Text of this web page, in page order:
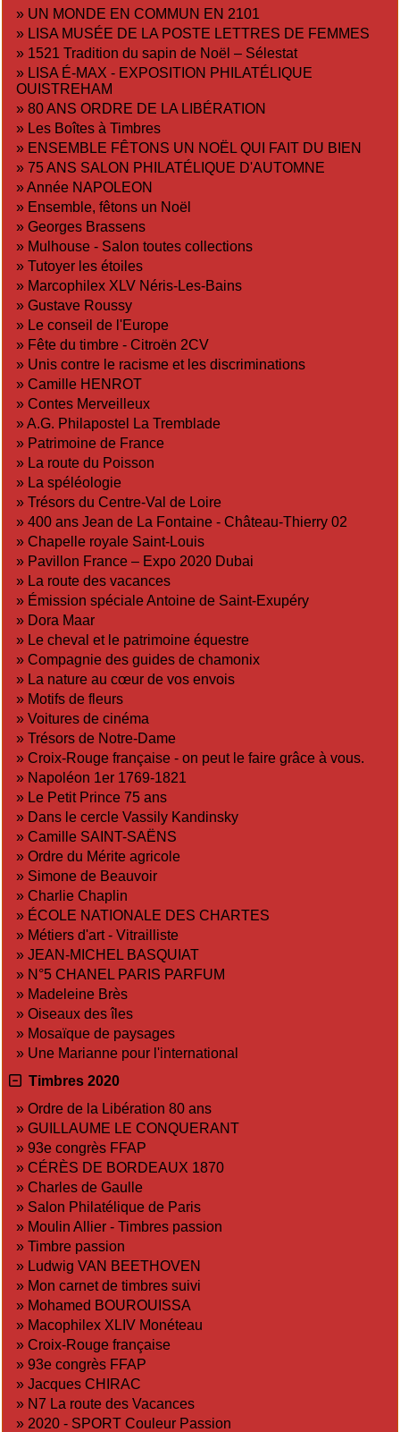
» UN MONDE EN COMMUN EN 2101
» LISA MUSÉE DE LA POSTE LETTRES DE FEMMES
» 1521 Tradition du sapin de Noël – Sélestat
» LISA É-MAX - EXPOSITION PHILATÉLIQUE
OUISTREHAM
» 80 ANS ORDRE DE LA LIBÉRATION
» Les Boîtes à Timbres
» ENSEMBLE FÊTONS UN NOËL QUI FAIT DU BIEN
» 75 ANS SALON PHILATÉLIQUE D'AUTOMNE
»Année NAPOLEON
» Ensemble, fêtons un Noël
» Georges Brassens
» Mulhouse - Salon toutes collections
» Tutoyer les étoiles
» Marcophilex XLV Néris-Les-Bains
» Gustave Roussy
» Le conseil de l'Europe
» Fête du timbre - Citroën 2CV
» Unis contre le racisme et les discriminations
» Camille HENROT
» Contes Merveilleux
»A.G. Philapostel La Tremblade
» Patrimoine de France
» La route du Poisson
» La spéléologie
» Trésors du Centre-Val de Loire
» 400 ans Jean de La Fontaine - Château-Thierry 02
» Chapelle royale Saint-Louis
» Pavillon France – Expo 2020 Dubai
» La route des vacances
» Émission spéciale Antoine de Saint-Exupéry
» Dora Maar
» Le cheval et le patrimoine équestre
» Compagnie des guides de chamonix
» La nature au cœur de vos envois
» Motifs de fleurs
» Voitures de cinéma
» Trésors de Notre-Dame
» Croix-Rouge française - on peut le faire grâce à vous.
» Napoléon 1er 1769-1821
» Le Petit Prince 75 ans
» Dans le cercle Vassily Kandinsky
» Camille SAINT-SAËNS
» Ordre du Mérite agricole
» Simone de Beauvoir
» Charlie Chaplin
» ÉCOLE NATIONALE DES CHARTES
» Métiers d'art - Vitrailliste
» JEAN-MICHEL BASQUIAT
» N°5 CHANEL PARIS PARFUM
» Madeleine Brès
» Oiseaux des îles
» Mosaïque de paysages
» Une Marianne pour l'international
Timbres 2020
» Ordre de la Libération 80 ans
» GUILLAUME LE CONQUERANT
» 93e congrès FFAP
» CÉRÈS DE BORDEAUX 1870
» Charles de Gaulle
» Salon Philatélique de Paris
» Moulin Allier - Timbres passion
» Timbre passion
» Ludwig VAN BEETHOVEN
» Mon carnet de timbres suivi
» Mohamed BOUROUISSA
» Macophilex XLIV Monéteau
» Croix-Rouge française
» 93e congrès FFAP
» Jacques CHIRAC
» N7 La route des Vacances
» 2020 - SPORT Couleur Passion